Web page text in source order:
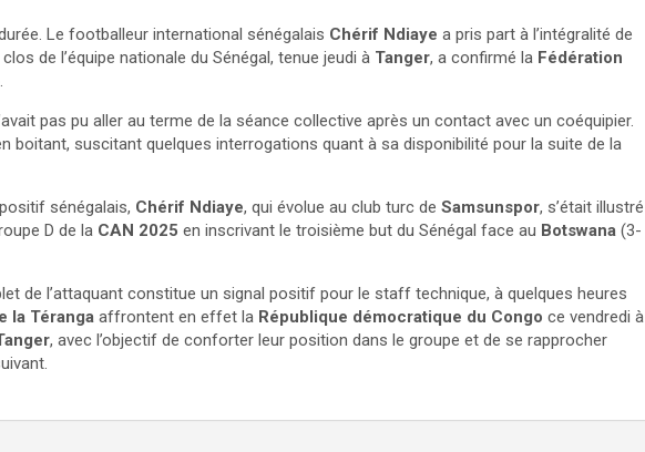
Le footballeur international sénégalais Chérif Ndiaye a pris part à l’intégralité de
de l’équipe nationale du Sénégal, tenue jeudi à Tanger, a confirmé la Fédération
.
pas pu aller au terme de la séance collective après un contact avec un coéquipier.
boitant, suscitant quelques interrogations quant à sa disponibilité pour la suite de la
sénégalais, Chérif Ndiaye, qui évolue au club turc de Samsunspor, s’était illustré
D de la CAN 2025 en inscrivant le troisième but du Sénégal face au Botswana (3-
de l’attaquant constitue un signal positif pour le staff technique, à quelques heures
la Téranga affrontent en effet la République démocratique du Congo ce vendredi à
, avec l’objectif de conforter leur position dans le groupe et de se rapprocher